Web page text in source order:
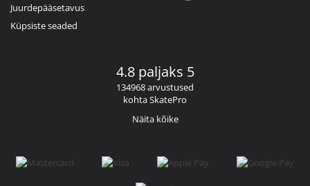
Juurdepääsetavus
Küpsiste seaded
4.8 paljaks 5
134968 arvustused
kohta SkatePro
Näita kõike